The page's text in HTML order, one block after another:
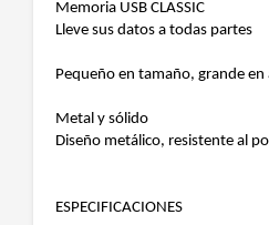
Memoria USB CLASSIC
Lleve sus datos a todas partes
Pequeño en tamaño, grande
Metal y sólido
Diseño metálico, resistente al
ESPECIFICACIONES